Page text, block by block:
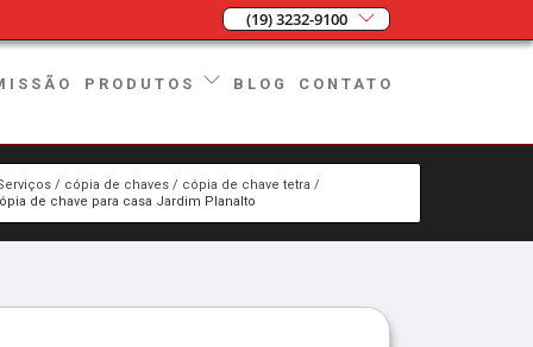
(19) 3232-9100
PRODUTOS BLOG CONTATO
cópia de chaves
cópia de chave tetra
de chave para casa Jardim Planalto